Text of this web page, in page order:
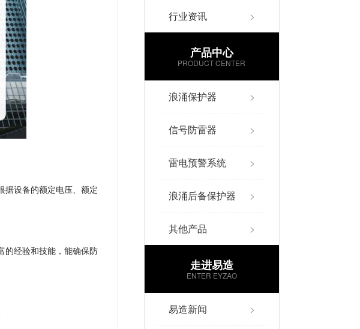
据设备的额定电压、额定
的经验和技能，能确保防
行业资讯 >
产品中心
PRODUCT CENTER
浪涌保护器 >
信号防雷器 >
雷电预警系统 >
浪涌后备保护器 >
其他产品 >
走进易造
ENTER EYZAO
易造新闻 >